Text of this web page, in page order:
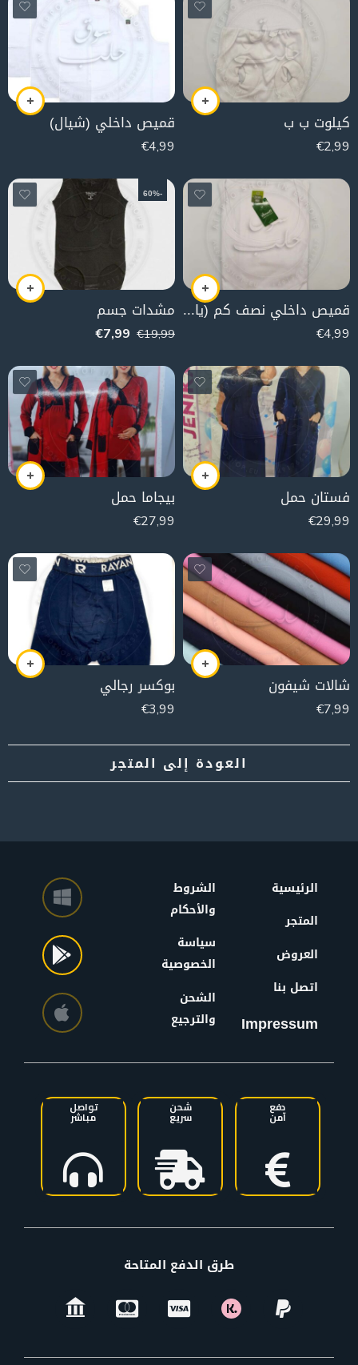
كيلوت ب ب
€2,99
قميص داخلي (شيال)
€4,99
قميص داخلي نصف كم (ياقة مدورة)
€4,99
-60%
مشدات جسم
€19,99
€7,99
فستان حمل
€29,99
بيجاما حمل
€27,99
شالات شيفون
€7,99
بوكسر رجالي
€3,99
الرئيسية
المتجر
العروض
اتصل بنا
Impressum
الشروط
والأحكام
سياسة
الخصوصية
الشحن
والترجيع
دفع
آمن
شحن
سريع
تواصل
مباشر
طرق الدفع المتاحة